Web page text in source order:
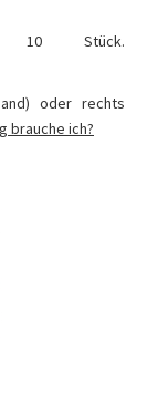
10 Stück.
oder rechts
brauche ich?